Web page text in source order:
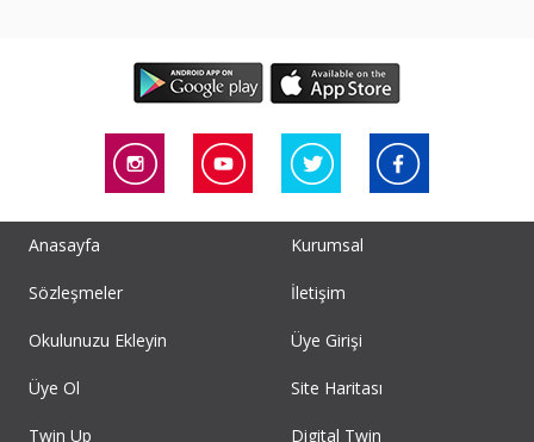
Anasayfa Kurumsal
Sözleşmeler İletişim
Okulunuzu Ekleyin Üye Girişi
Üye Ol Site Haritası
Twin Up Digital Twin